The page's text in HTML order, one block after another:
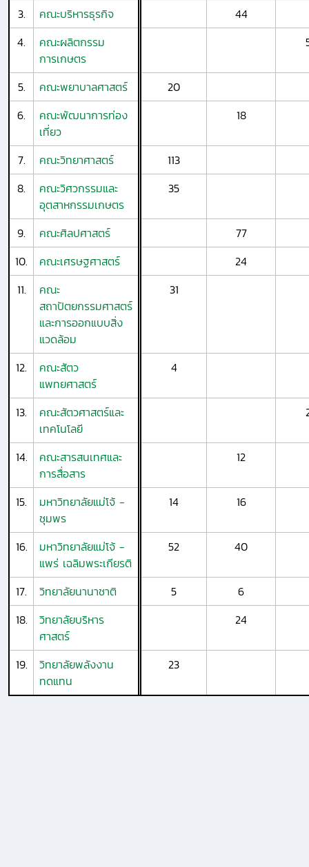
3. คณะบริหารธุรกิจ
44
4.
คณะผลิตกรรม
การเกษตร
5. คณะพยาบาลศาสตร์
20
6.
คณะพัฒนาการท่อง
เที่ยว
18
7. คณะวิทยาศาสตร์
113
8.
คณะวิศวกรรมและ
อุตสาหกรรมเกษตร
35
9. คณะศิลปศาสตร์
77
10.
คณะเศรษฐศาสตร์
24
11.
คณะ
สถาปัตยกรรมศาสตร์
และการออกแบบสิ่ง
แวดล้อม
31
12.
คณะสัตว
แพทยศาสตร์
4
13.
คณะสัตวศาสตร์และ
เทคโนโลยี
14.
คณะสารสนเทศและ
การสื่อสาร
12
15.
มหาวิทยาลัยแม่โจ้ -
ชุมพร
14 16
16.
มหาวิทยาลัยแม่โจ้ -
แพร่ เฉลิมพระเกียรติ
52 40
17. วิทยาลัยนานาชาติ 5
6
18.
วิทยาลัยบริหาร
ศาสตร์
24
19.
วิทยาลัยพลังงาน
ทดแทน
23